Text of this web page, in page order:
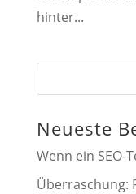
hinter...
Neueste
Wenn ein SEO-
Überraschung: